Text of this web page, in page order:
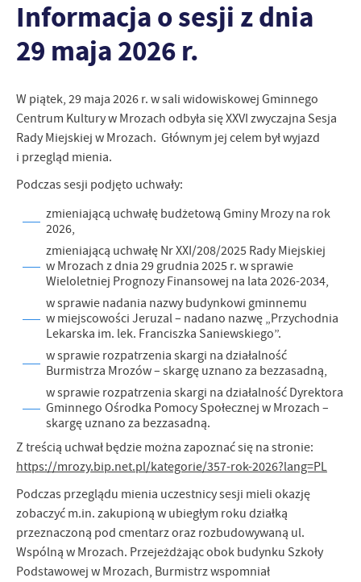
Informacja o sesji z dnia
29 maja 2026 r.
W piątek, 29 maja 2026 r. w sali widowiskowej Gminnego
Centrum Kultury w Mrozach odbyła się XXVI zwyczajna Sesja
Rady Miejskiej w Mrozach. Głównym jej celem był wyjazd
i przegląd mienia.
Podczas sesji podjęto uchwały:
zmieniającą uchwałę budżetową Gminy Mrozy na rok
2026,
zmieniającą uchwałę Nr XXI/208/2025 Rady Miejskiej
w Mrozach z dnia 29 grudnia 2025 r. w sprawie
Wieloletniej Prognozy Finansowej na lata 2026-2034,
w sprawie nadania nazwy budynkowi gminnemu
w miejscowości Jeruzal – nadano nazwę „Przychodnia
Lekarska im. lek. Franciszka Saniewskiego”.
w sprawie rozpatrzenia skargi na działalność
Burmistrza Mrozów – skargę uznano za bezzasadną,
w sprawie rozpatrzenia skargi na działalność Dyrektora
Gminnego Ośrodka Pomocy Społecznej w Mrozach –
skargę uznano za bezzasadną.
Z treścią uchwał będzie można zapoznać się na stronie:
https://mrozy.bip.net.pl/kategorie/357-rok-2026?lang=PL
Podczas przeglądu mienia uczestnicy sesji mieli okazję
zobaczyć m.in. zakupioną w ubiegłym roku działką
przeznaczoną pod cmentarz oraz rozbudowywaną ul.
Wspólną w Mrozach. Przejeżdżając obok budynku Szkoły
Podstawowej w Mrozach, Burmistrz wspomniał
zapamiętanie wprowadzonych przez Ciebie ustawień oraz
personalizację określonych funkcjonalności czy prezentowanych
treści.
Dzięki tym plikom cookies możemy zapewnić Ci większy komfort
jej do Twoich indywidualnych preferencji. Wyrażenie zgody na
funkcjonalne i personalizacyjne pliki cookies gwarantuje
dostępność większej ilości funkcji na stronie.
Analityczne
Analityczne pliki cookies pomagają nam rozwijać się i
dostosowywać do Twoich potrzeb.
Cookies analityczne pozwalają na uzyskanie informacji w zakresie
wykorzystywania witryny internetowej, miejsca oraz częstotliwości,
z jaką odwiedzane są nasze serwisy www. Dane pozwalają nam na
ocenę naszych serwisów internetowych pod względem ich
popularności wśród użytkowników. Zgromadzone informacje są
przetwarzane w formie zanonimizowanej. Wyrażenie zgody na
analityczne pliki cookies gwarantuje dostępność wszystkich
Więcej
Reklamowe
Dzięki reklamowym plikom cookies prezentujemy Ci najciekawsze
informacje i aktualności na stronach naszych partnerów.
Promocyjne pliki cookies służą do prezentowania Ci naszych
komunikatów na podstawie analizy Twoich upodobań oraz Twoich
zwyczajów dotyczących przeglądanej witryny internetowej. Treści
promocyjne mogą pojawić się na stronach podmiotów trzecich lub
firm będących naszymi partnerami oraz innych dostawców usług.
Firmy te działają w charakterze pośredników prezentujących nasze
treści w postaci wiadomości, ofert, komunikatów mediów
społecznościowych.
Więcej